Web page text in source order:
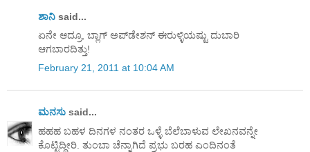
ಶಾನಿ said...
ಏನೇ ಆದ್ರೂ, ಬ್ಲಾಗ್ ಅಪ್‌ಡೇಶನ್ ಈರುಳ್ಳಿಯಷ್ಟು ದುಬಾರಿ
ಆಗಬಾರದಿತ್ತು!
February 21, 2011 at 10:04 AM
ಮನಸು said...
ಹಹಹ ಬಹಳ ದಿನಗಳ ನಂತರ ಒಳ್ಳೆ ಬೆಲೆಬಾಳುವ ಲೇಖನವನ್ನೇ
ಕೊಟ್ಟಿದ್ದೀರಿ. ತುಂಬಾ ಚೆನ್ನಾಗಿದೆ ಪ್ರಭು ಬರಹ ಎಂದಿನಂತೆ